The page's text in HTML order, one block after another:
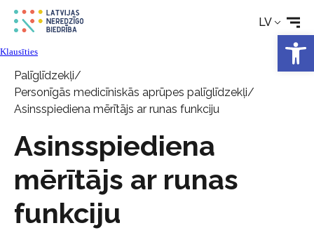
LV
Aktualitātes
Pakalpojumi
Kontakti
Klausīties
Palīglīdzekļi/
Personīgās medicīniskās aprūpes palīglīdzekļi/
Asinsspiediena mērītājs ar runas funkciju
Asinsspiediena
mērītājs ar runas
funkciju